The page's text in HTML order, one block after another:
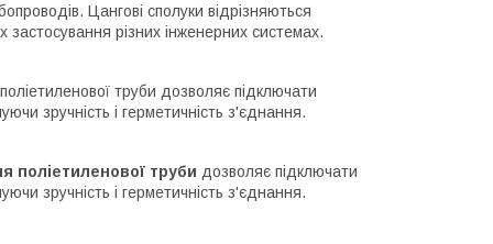
Цангові сполуки відрізняються
різних інженерних системах.
труби дозволяє підключати
зручність і герметичність з'єднання.
поліетиленової труби дозволяє підключати
зручність і герметичність з'єднання.